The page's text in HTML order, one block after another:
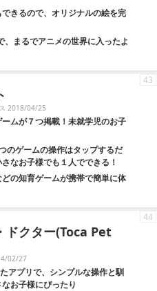
きるので、オリジナルの絵を完
、まるでアニメの世界に入ったよ
2018/04/25
ムが７つ掲載！未就学児のお子
のゲームの操作はタップするだ
なお子様でも１人でできる！
の知育ゲームが携帯で簡単に体
43
ドクター(Toca Pet
02/27
アプリで、シンプルな操作と馴
お子様にぴったり
44